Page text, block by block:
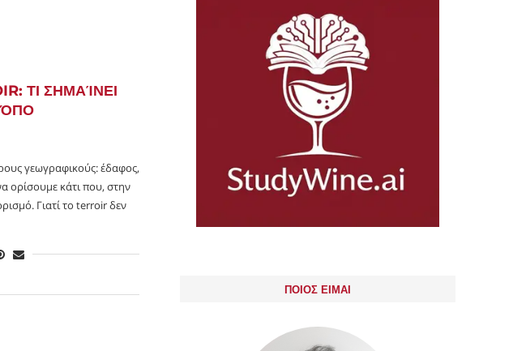
ΤΙ ΣΗΜΑΊΝΕΙ
γεωγραφικούς: έδαφος,
ορίσουμε κάτι που, στην
Γιατί το terroir δεν
ΠΟΙΟΣ ΕΙΜΑΙ